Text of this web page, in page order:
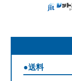
●送料